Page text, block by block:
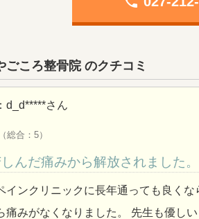
ごころ整骨院 のクチコミ
d_d*****さん
（総合：5）
んだ痛みから解放されました。
インクリニックに長年通っても良く
痛みがなくなりました。 先生も優し